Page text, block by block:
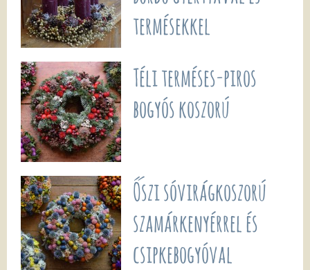
termésekkel
Téli terméses-piros
bogyós koszorú
Őszi sóvirágkoszorú
szamárkenyérrel és
csipkebogyóval